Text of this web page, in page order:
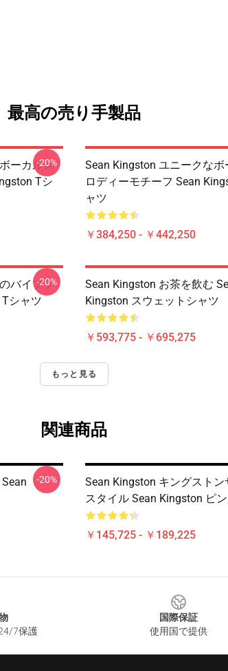
最高の売り手製品
ーカルメ
Tシ
-20%
Sean Kingston ユニークなボ
ロディーモチーフ Sean
ャツ
￥384,250 - ￥442,250
バイブフ
シャツ
-20%
Sean Kingston お茶を飲む
Kingston スウェットシャツ
￥593,775 - ￥695,275
もっと見る
関連商品
-20%
Sean Kingston キングストン
スタイル Sean Kingston ピン
￥145,725 - ￥189,225
7保護
国際保証
使用国で提供